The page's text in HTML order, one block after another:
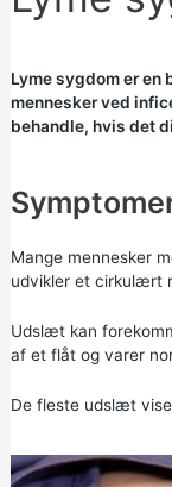
Lyme sygdom er
mennesker ved
behandle, hvis det
Mange mennesker
udvikler et cirkulært
Udslæt kan
af et flåt og varer
De fleste udslæt